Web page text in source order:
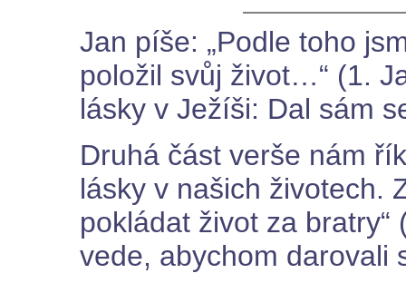
Jan píše: „Podle toho
položil svůj život…“ (1.
lásky v Ježíši: Dal sám
Druhá část verše nám
lásky v našich životech.
pokládat život za
vede, abychom darovali